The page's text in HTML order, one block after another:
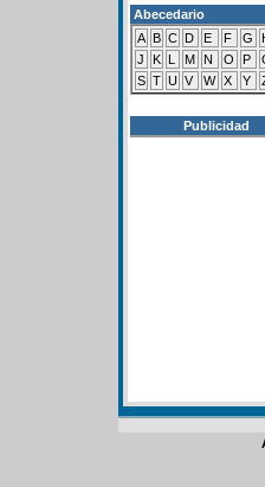
Abecedario
A B C D E F G
J
K L M N O P
S T U V W X Y
Publicidad